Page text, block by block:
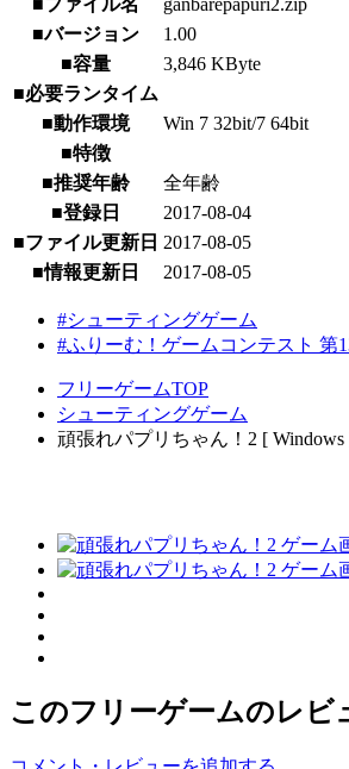
■ファイル名
ganbarepapuri2.zip
■バージョン
1.00
■容量
3,846 KByte
■必要ランタイム
■動作環境
Win 7 32bit/7 64bit
■特徴
■推奨年齢
全年齢
■登録日
2017-08-04
■ファイル更新日 2017-08-05
■情報更新日
2017-08-05
#シューティングゲーム
#ふりーむ！ゲームコンテスト 第
フリーゲームTOP
シューティングゲーム
頑張れパプリちゃん！2 [ Windows
このフリーゲームのレビ